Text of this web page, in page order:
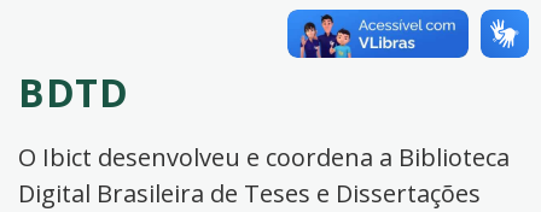
BDTD
O Ibict desenvolveu e coordena a Biblioteca
Digital Brasileira de Teses e Dissertações